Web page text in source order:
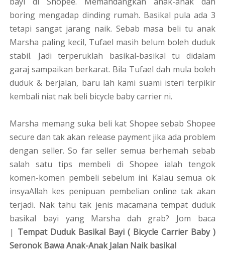
boring mengadap dinding rumah. Basikal pula ada 3
tetapi sangat jarang naik. Sebab masa beli tu anak
Marsha paling kecil, Tufael masih belum boleh duduk
stabil. Jadi terperuklah basikal-basikal tu didalam
garaj sampaikan berkarat. Bila Tufael dah mula boleh
duduk & berjalan, baru lah kami suami isteri terpikir
kembali niat nak beli bicycle baby carrier ni.
Marsha memang suka beli kat Shopee sebab Shopee
secure dan tak akan release payment jika ada problem
dengan seller. So far seller semua berhemah sebab
salah satu tips membeli di Shopee ialah tengok
komen-komen pembeli sebelum ini. Kalau semua ok
insyaAllah kes penipuan pembelian online tak akan
terjadi. Nak tahu tak jenis macamana tempat duduk
basikal bayi yang Marsha dah grab? Jom baca
| Tempat Duduk Basikal Bayi ( Bicycle Carrier Baby )
Seronok Bawa Anak-Anak Jalan Naik basikal